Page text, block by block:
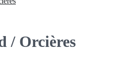
/ Orcières